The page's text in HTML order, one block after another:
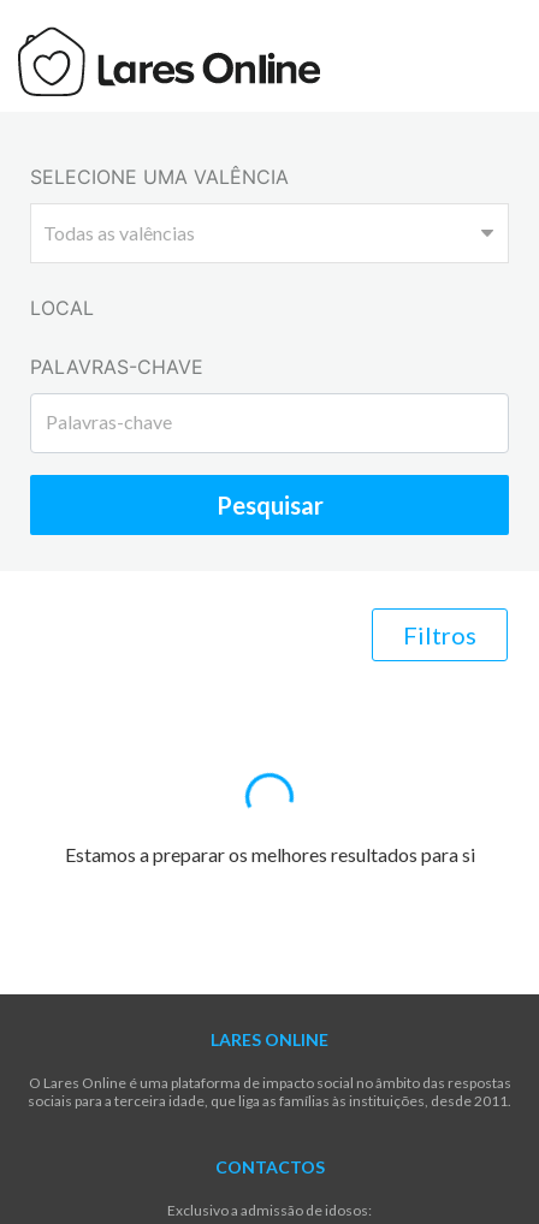
SELECIONE UMA VALÊNCIA
LOCAL
PALAVRAS-CHAVE
Pesquisar
Filtros
Estamos a preparar os melhores resultados para si
LARES ONLINE
O Lares Online é uma plataforma de impacto social no âmbito das respostas
sociais para a terceira idade, que liga as famílias às instituições, desde 2011.
CONTACTOS
Exclusivo a admissão de idosos: